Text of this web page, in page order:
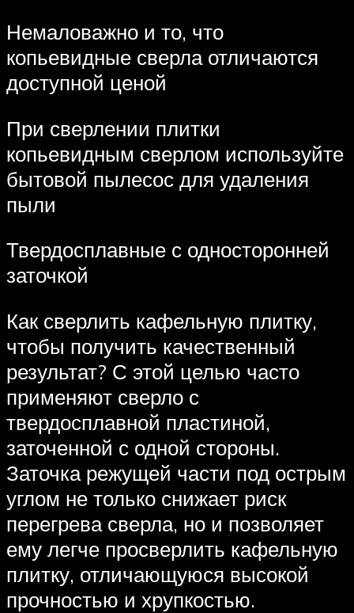
Немаловажно и то, что
копьевидные сверла отличаются
доступной ценой
При сверлении плитки
копьевидным сверлом используйте
бытовой пылесос для удаления
пыли
Твердосплавные с односторонней
заточкой
Как сверлить кафельную плитку,
чтобы получить качественный
результат? С этой целью часто
применяют сверло с
твердосплавной пластиной,
заточенной с одной стороны.
Заточка режущей части под острым
углом не только снижает риск
перегрева сверла, но и позволяет
ему легче просверлить кафельную
плитку, отличающуюся высокой
прочностью и хрупкостью.